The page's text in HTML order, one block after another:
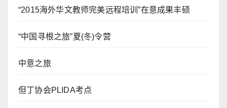
“2015海外华文教师完美远程培训”在意成果丰硕
“中国寻根之旅”夏(冬)令营
中意之旅
但丁协会PLIDA考点